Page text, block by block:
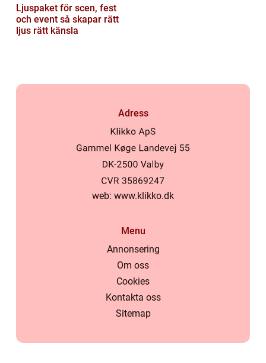
Ljuspaket för scen, fest
och event så skapar rätt
ljus rätt känsla
Adress
web: www.klikko.dk
Menu
Annonsering
Om oss
Cookies
Kontakta oss
Sitemap